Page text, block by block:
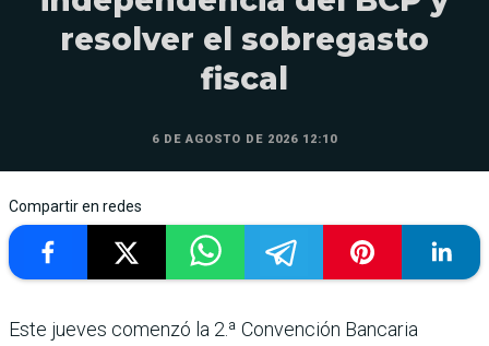
resolver el sobregasto
fiscal
6 DE AGOSTO DE 2026 12:10
Compartir en redes
Este jueves comenzó la 2.ª Convención Bancaria